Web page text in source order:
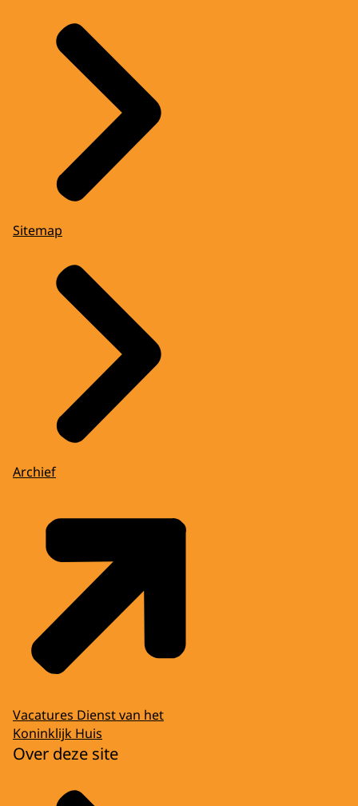
Sitemap
Archief
Vacatures Dienst van het
Koninklijk Huis
Over deze site